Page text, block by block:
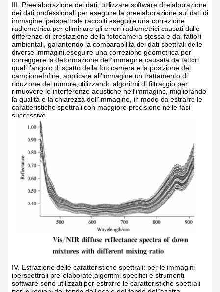
III. Preelaborazione dei dati: utilizzare software di elaborazione
dei dati professionali per eseguire la preelaborazione sui dati di
immagine iperspettrale raccolti.eseguire una correzione
radiometrica per eliminare gli errori radiometrici causati dalle
differenze di prestazione della fotocamera stessa e dai fattori
ambientali, garantendo la comparabilità dei dati spettrali delle
diverse immagini.eseguire una correzione geometrica per
correggere la deformazione dell'immagine causata da fattori
quali l'angolo di scatto della fotocamera e la posizione del
campioneInfine, applicare all'immagine un trattamento di
riduzione del rumore,utilizzando algoritmi di filtraggio per
rimuovere le interferenze acustiche nell'immagine, migliorando
la qualità e la chiarezza dell'immagine, in modo da estrarre le
caratteristiche spettrali con maggiore precisione nelle fasi
successive.
IV. Estrazione delle caratteristiche spettrali: per le immagini
iperspettrali pre-elaborate,algoritmi specifici e strumenti
software sono utilizzati per estrarre le caratteristiche spettrali